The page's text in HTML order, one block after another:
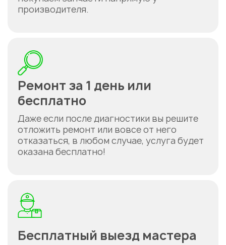
производителя.
Ремонт за 1 день или
бесплатно
Даже если после диагностики вы решите
отложить ремонт или вовсе от него
отказаться, в любом случае, услуга будет
оказана бесплатно!
Бесплатный выезд мастера